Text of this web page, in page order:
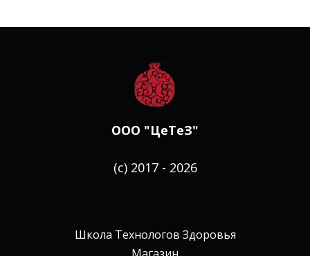
ООО "ЦеТеЗ"
(с) 2017 - 2026
Школа Технологов Здоровья